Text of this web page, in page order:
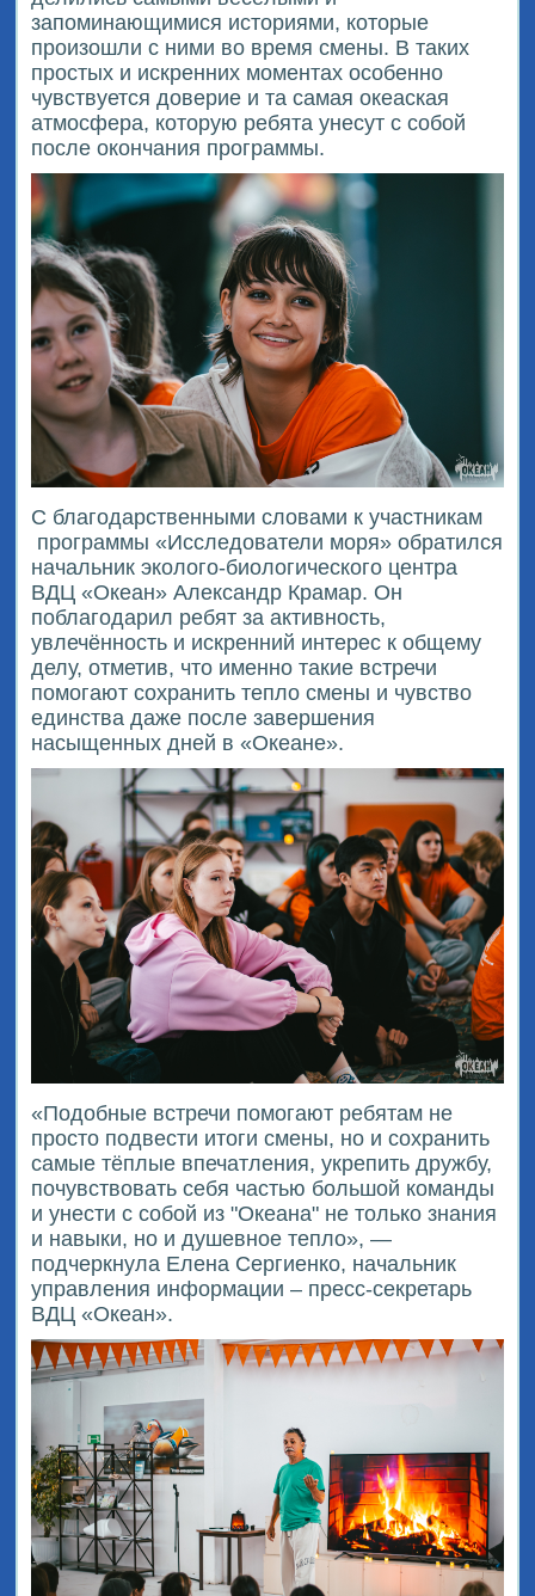
запоминающимися историями, которые
произошли с ними во время смены. В таких
простых и искренних моментах особенно
чувствуется доверие и та самая океаская
атмосфера, которую ребята унесут с собой
после окончания программы.
С благодарственными словами к участникам
программы «Исследователи моря» обратился
начальник эколого-биологического центра
ВДЦ «Океан» Александр Крамар. Он
поблагодарил ребят за активность,
увлечённость и искренний интерес к общему
делу, отметив, что именно такие встречи
помогают сохранить тепло смены и чувство
единства даже после завершения
насыщенных дней в «Океане».
«Подобные встречи помогают ребятам не
просто подвести итоги смены, но и сохранить
самые тёплые впечатления, укрепить дружбу,
почувствовать себя частью большой команды
и унести с собой из "Океана" не только знания
и навыки, но и душевное тепло», —
подчеркнула Елена Сергиенко, начальник
управления информации – пресс-секретарь
ВДЦ «Океан».